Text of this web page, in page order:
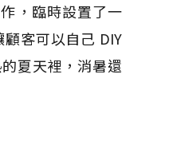
，臨時設置了一
客可以自己 DIY
夏天裡，消暑還